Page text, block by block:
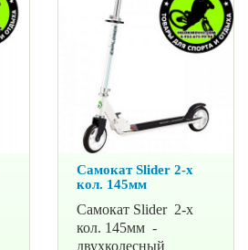
Самокат Slider 2-х
кол. 145мм
Самокат Slider 2-х
кол. 145мм -
двухколесный